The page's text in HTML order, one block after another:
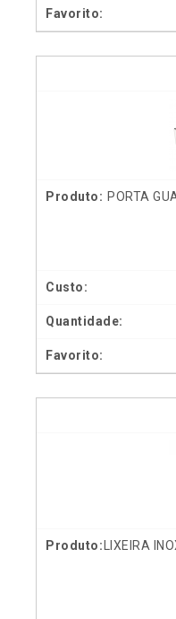
PORTA
LIXEIRA